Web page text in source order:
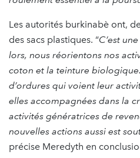
Les autorités burkinabè ont,
des sacs plastiques. “C’est
lors, nous réorientons nos
coton et la teinture
d’ordures qui voient leur
elles accompagnées dans la
activités génératrices de
nouvelles actions aussi est
précise Meredyth en